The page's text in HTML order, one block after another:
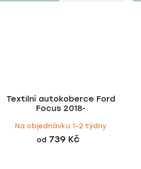
Textilní autokoberce Ford
Focus 2018-
Na objednávku 1-2 týdny
od 739 Kč